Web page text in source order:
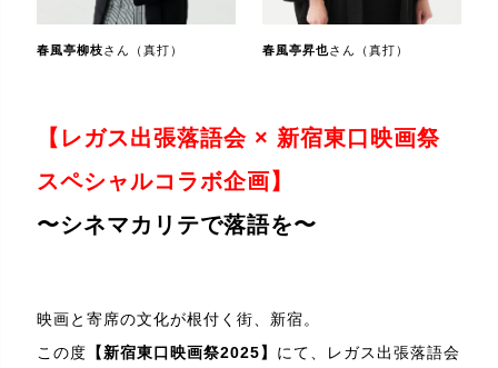
春風亭柳枝さん（真打） 春風亭昇也さん（真打）
【レガス出張落語会 × 新宿東口映画祭
スペシャルコラボ企画】
〜シネマカリテで落語を〜
映画と寄席の文化が根付く街、新宿。
この度 【新宿東口映画祭2025】 にて、レガス出張落語会